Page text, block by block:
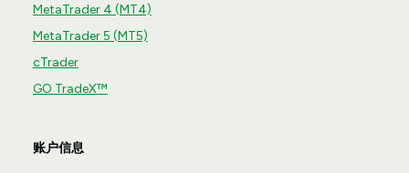
MetaTrader 4 (MT4)
MetaTrader 5 (MT5)
cTrader
GO TradeX™
账户信息